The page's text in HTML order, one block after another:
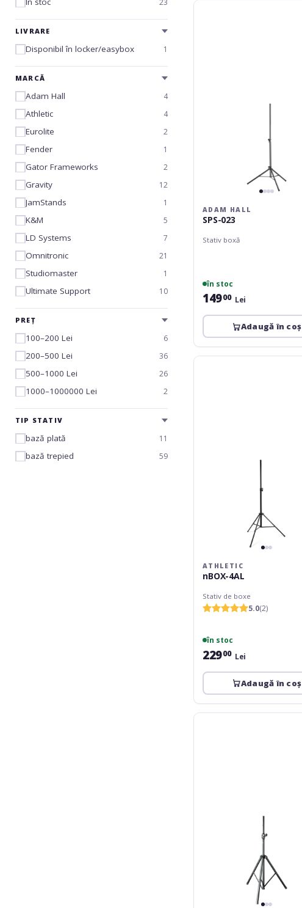
23
LIVRARE
Disponibil în locker/easybox 1
MARCĂ
Adam Hall 4
Athletic 4
Eurolite 2
Fender 1
Gator Frameworks 2
Gravity 12
JamStands 1
K&M 5
LD Systems 7
Omnitronic 21
Studiomaster 1
Ultimate Support 10
PREȚ
100–200 Lei 6
200–500 Lei 36
500–1000 Lei 26
1000–1000000 Lei 2
TIP STATIV
bază plată 11
bază trepied 59
Adam
ADAM HALL
SPS-023
Stativ boxă
în stoc
14900 Lei
Adaugă în coș
Athletic
ATHLETIC
nBOX-4AL
Stativ de boxe
5.0(2)
în stoc
22900 Lei
Adaugă în coș
Adam